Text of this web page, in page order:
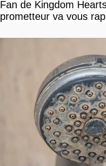
Fan de Kingdom
prometteur va vous